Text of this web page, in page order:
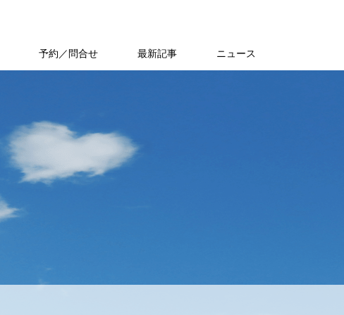
予約／問合せ 最新記事 ニュース